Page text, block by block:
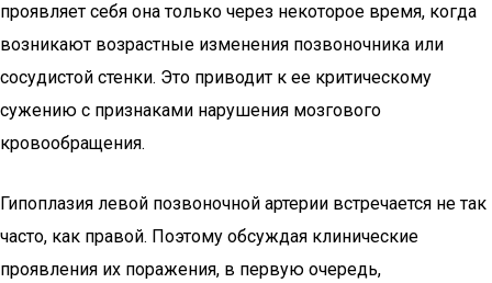
проявляет себя она только через некоторое время, когда
возникают возрастные изменения позвоночника или
сосудистой стенки. Это приводит к ее критическому
сужению с признаками нарушения мозгового
кровообращения.
Гипоплазия левой позвоночной артерии встречается не так
часто, как правой. Поэтому обсуждая клинические
проявления их поражения, в первую очередь,